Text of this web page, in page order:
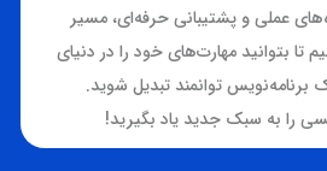
عملی و پشتیبانی حرفه‌ای، مسیر
تا بتوانید مهارت‌های خود را در دنیای
برنامه‌نویس توانمند تبدیل شوید.
را به سبک جدید یاد بگیرید!